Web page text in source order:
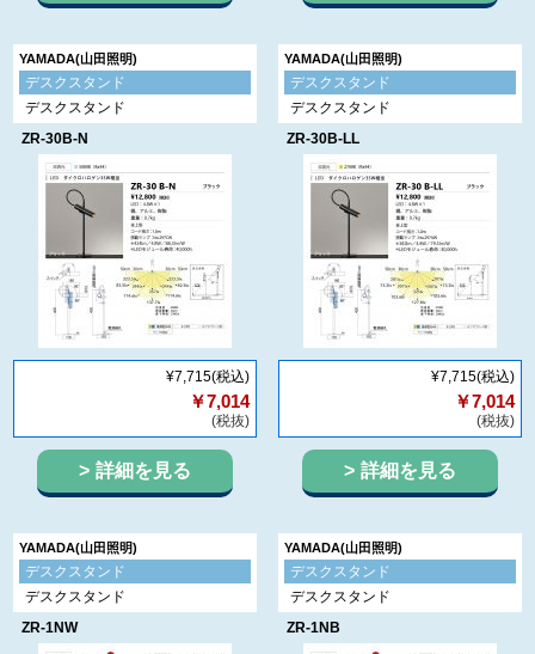
YAMADA(山田照明)
デスクスタンド
デスクスタンド
ZR-30B-N
¥7,715(税込)
￥7,014
(税抜)
詳細を見る
YAMADA(山田照明)
デスクスタンド
デスクスタンド
ZR-30B-LL
¥7,715(税込)
￥7,014
(税抜)
詳細を見る
YAMADA(山田照明)
デスクスタンド
デスクスタンド
ZR-1NW
YAMADA(山田照明)
デスクスタンド
デスクスタンド
ZR-1NB